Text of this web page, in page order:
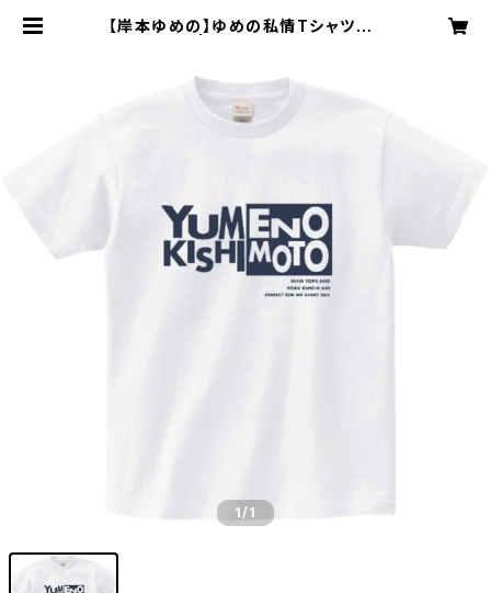
【岸本ゆめの】ゆめの私情Tシャツ L
1/1